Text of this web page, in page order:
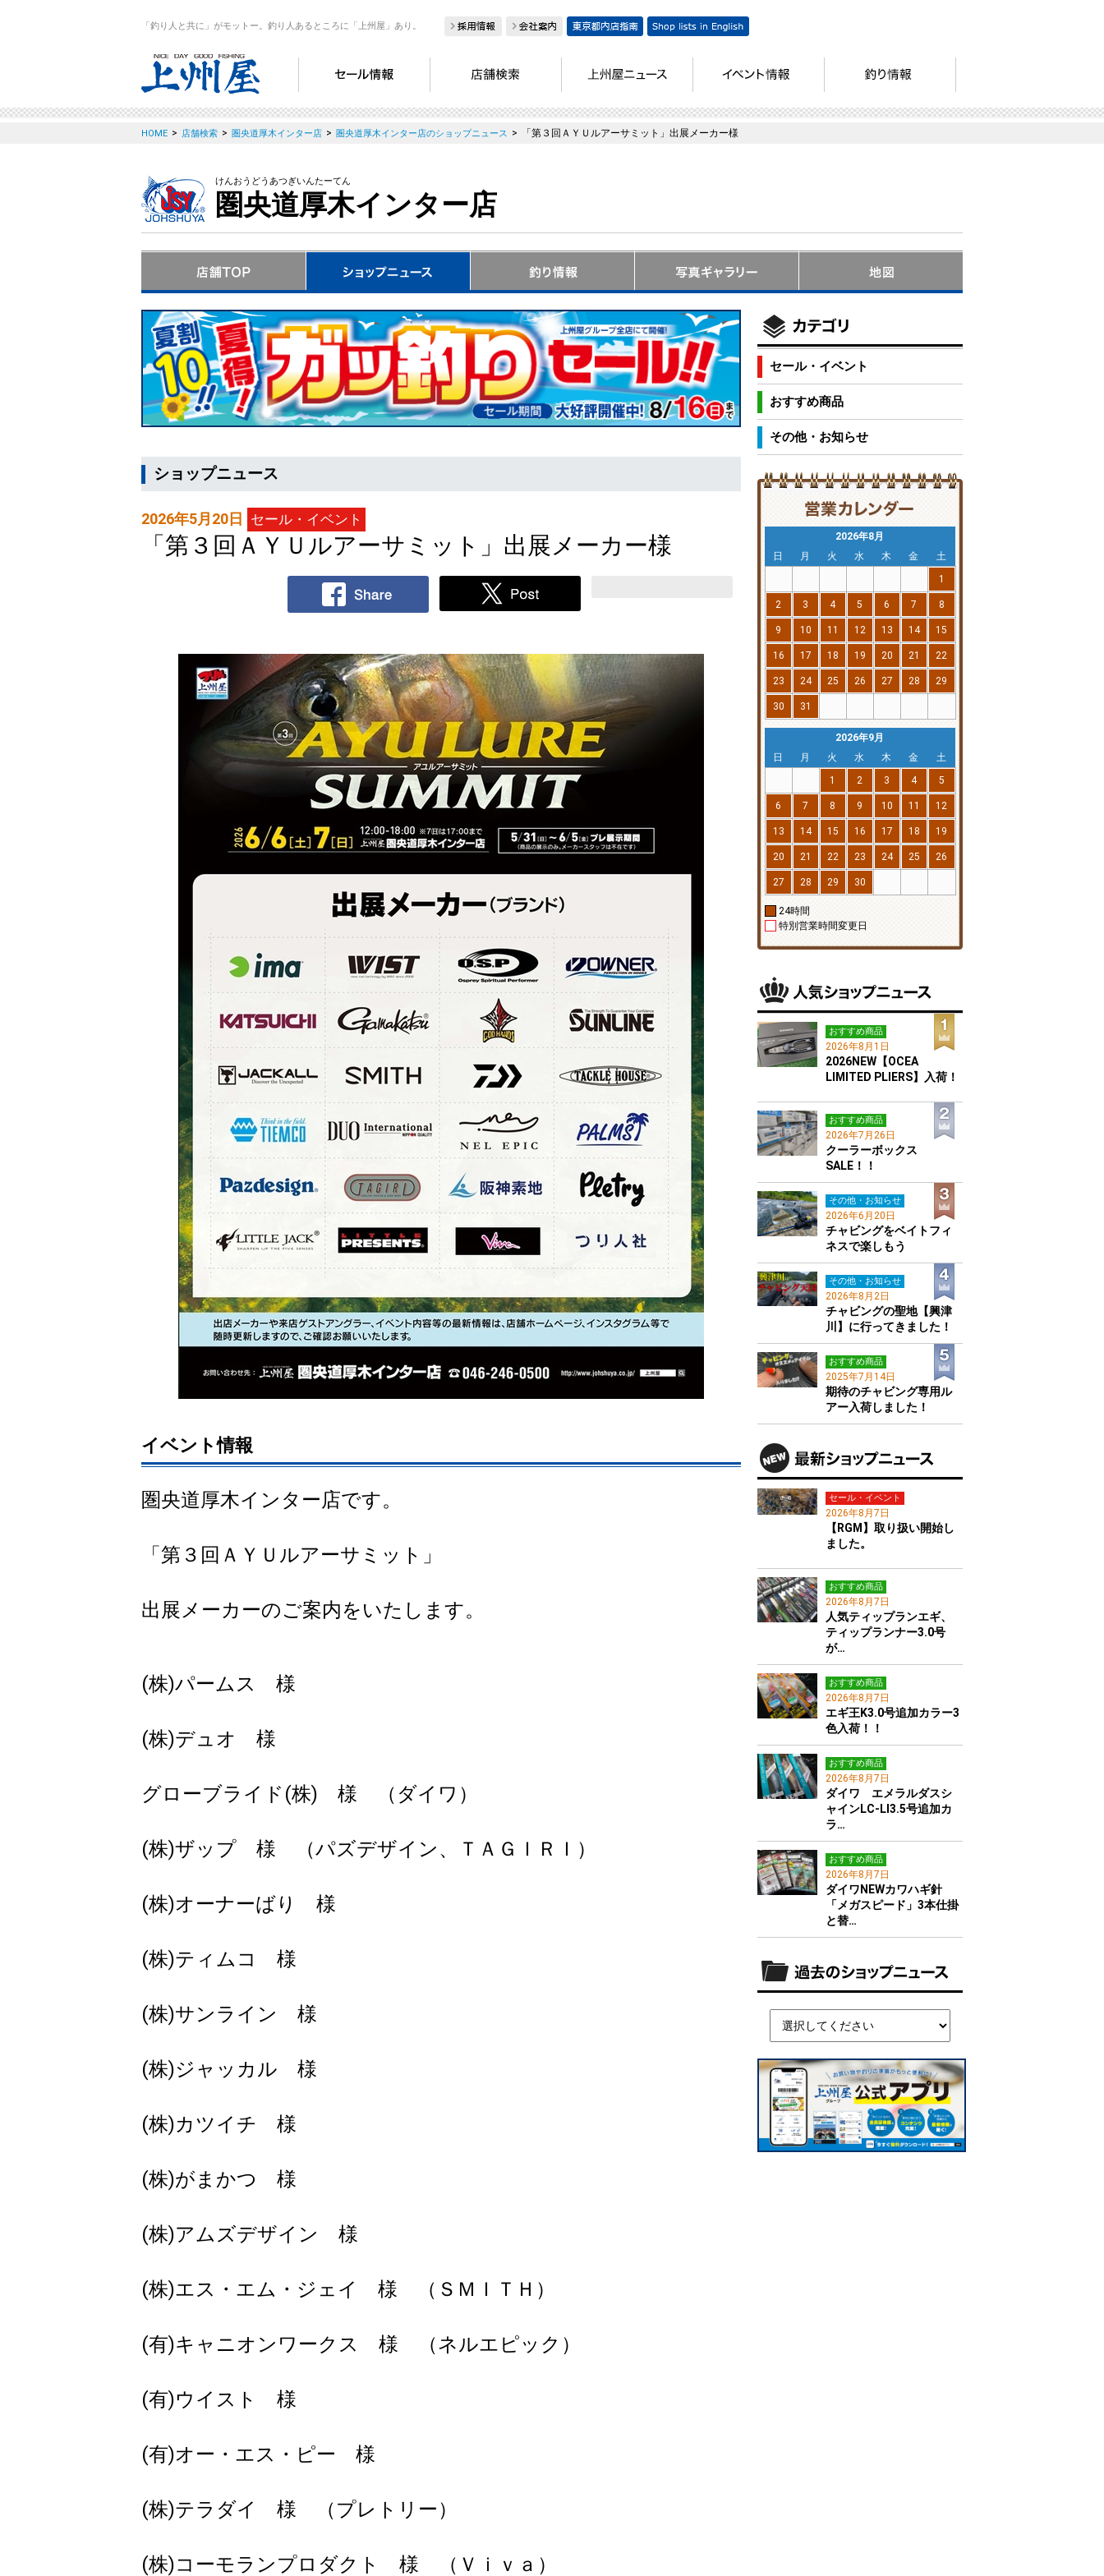
「釣り人と共に」がモットー。釣り人あるところに「上州屋」あり。
HOME > 店舗検索 > 圏央道厚木インター店 > 圏央道厚木インター店のショップニュース > 「第３回ＡＹＵルアーサミット」出展メーカー様
けんおうどうあつぎいんたーてん
圏央道厚木インター店
ショップニュース
2026年5月20日 セール・イベント
「第３回ＡＹＵルアーサミット」出展メーカー様
イベント情報
圏央道厚木インター店です。
「第３回ＡＹＵルアーサミット」
出展メーカーのご案内をいたします。
(株)パームス 様
(株)デュオ 様
グローブライド(株) 様 （ダイワ）
(株)ザップ 様 （パズデザイン、ＴＡＧＩＲＩ）
(株)オーナーばり 様
(株)ティムコ 様
(株)サンライン 様
(株)ジャッカル 様
(株)カツイチ 様
(株)がまかつ 様
(株)アムズデザイン 様
(株)エス・エム・ジェイ 様 （ＳＭＩＴＨ）
(有)キャニオンワークス 様 （ネルエピック）
(有)ウイスト 様
(有)オー・エス・ピー 様
(株)テラダイ 様 （プレトリー）
(株)コーモランプロダクト 様 （Ｖｉｖａ）
セール・イベント
おすすめ商品
その他・お知らせ
2026年8月
日
月 火 水 木 金
土
1
2 3 4 5 6 7 8
9 10 11 12 13 14 15
16 17 18 19 20 21 22
23 24 25 26 27 28 29
30 31
2026年9月
日
月 火 水 木 金
土
1
2 3 4 5
6 7 8 9 10 11 12
13 14 15 16 17 18 19
20 21 22 23 24 25 26
27 28 29 30
24時間
特別営業時間変更日
おすすめ商品
2026年8月1日
2026NEW【OCEA
LIMITED PLIERS】入荷！
おすすめ商品
2026年7月26日
クーラーボックス
SALE！！
その他・お知らせ
2026年6月20日
チャビングをベイトフィ
ネスで楽しもう
その他・お知らせ
2026年8月2日
チャビングの聖地【興津
川】に行ってきました！
おすすめ商品
2025年7月14日
期待のチャビング専用ル
アー入荷しました！
セール・イベント
2026年8月7日
【RGM】取り扱い開始し
ました。
おすすめ商品
2026年8月7日
人気ティップランエギ、
ティップランナー3.0号
が…
おすすめ商品
2026年8月7日
エギ王K3.0号追加カラー3
色入荷！！
おすすめ商品
2026年8月7日
ダイワ エメラルダスシ
ャインLC-LI3.5号追加カ
ラ…
おすすめ商品
2026年8月7日
ダイワNEWカワハギ針
「メガスピード」3本仕掛
と替…